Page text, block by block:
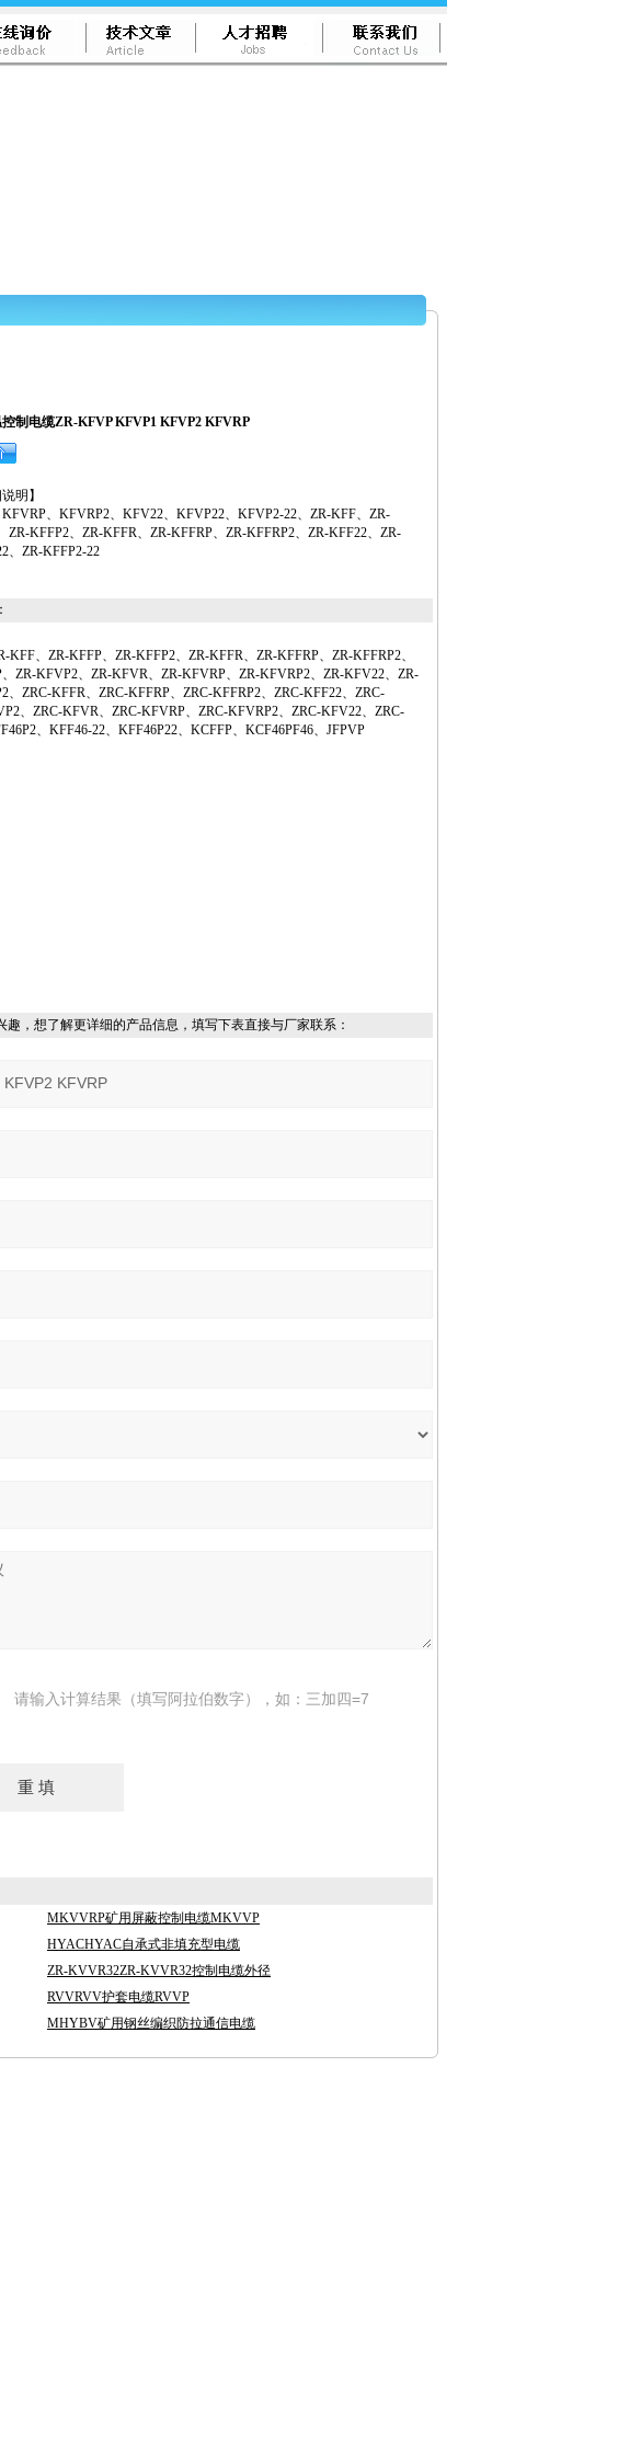
制电缆ZR-KFVP KFVP1 KFVP2 KFVRP
明】
、KFVRP2、KFV22、KFVP22、KFVP2-22、ZR-KFF、ZR-
ZR-KFFP2、ZR-KFFR、ZR-KFFRP、ZR-KFFRP2、ZR-KFF22、ZR-
、ZR-KFFP2-22
、ZR-KFFP、ZR-KFFP2、ZR-KFFR、ZR-KFFRP、ZR-KFFRP2、
ZR-KFVP2、ZR-KFVR、ZR-KFVRP、ZR-KFVRP2、ZR-KFV22、ZR-
ZRC-KFFR、ZRC-KFFRP、ZRC-KFFRP2、ZRC-KFF22、ZRC-
、ZRC-KFVR、ZRC-KFVRP、ZRC-KFVRP2、ZRC-KFV22、ZRC-
、KFF46-22、KFF46P22、KCFFP、KCF46PF46、JFPVP
趣，想了解更详细的产品信息，填写下表直接与厂家联系：
请输入计算结果（填写阿拉伯数字），如：三加四=7
MKVVRP矿用屏蔽控制电缆MKVVP
HYACHYAC自承式非填充型电缆
ZR-KVVR32ZR-KVVR32控制电缆外径
RVVRVV护套电缆RVVP
MHYBV矿用钢丝编织防拉通信电缆